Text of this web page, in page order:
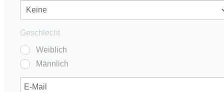
Geschlecht
Weiblich
Männlich